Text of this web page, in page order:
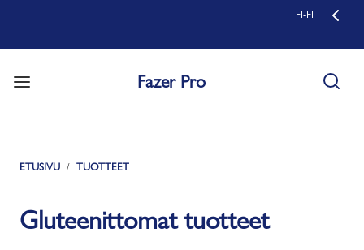
FI-FI
Fazer Pro
ETUSIVU TUOTTEET
Gluteenittomat tuotteet